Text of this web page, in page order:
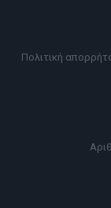
Πολιτική